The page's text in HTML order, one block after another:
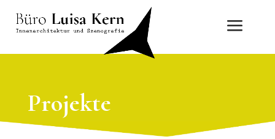
Projekte